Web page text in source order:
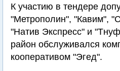
К участию в тендере
"Метрополин", "Кавим",
"Натив Экспресс" и
район обслуживался
кооперативом "Эгед".